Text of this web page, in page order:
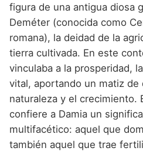
figura de una antigua diosa
Deméter (conocida como
romana), la deidad de la
tierra cultivada. En este
vinculaba a la prosperidad,
vital, aportando un matiz de
naturaleza y el crecimiento.
confiere a Damia un
multifacético: aquel que
también aquel que trae